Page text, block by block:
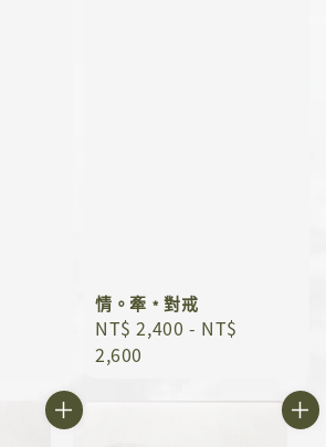
情。牽﹡對戒
Regular
price
NT$ 2,400 - NT$
2,600